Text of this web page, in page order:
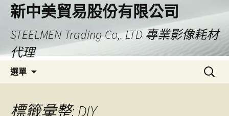
新中美貿易股份有限公司
STEELMEN Trading Co,. LTD 專業影像耗材
代理
選單
要
搜
標籤彙整: DIY